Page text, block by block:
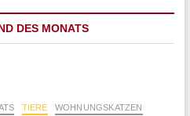
DES MONATS
TIERE WOHNUNGSKATZEN